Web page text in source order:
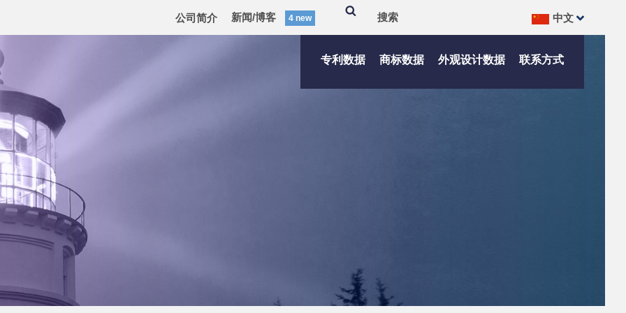
公司简介 新闻/博客 4 new
搜
索
中文
专利数据 商标数据 外观设计数据 联系方式